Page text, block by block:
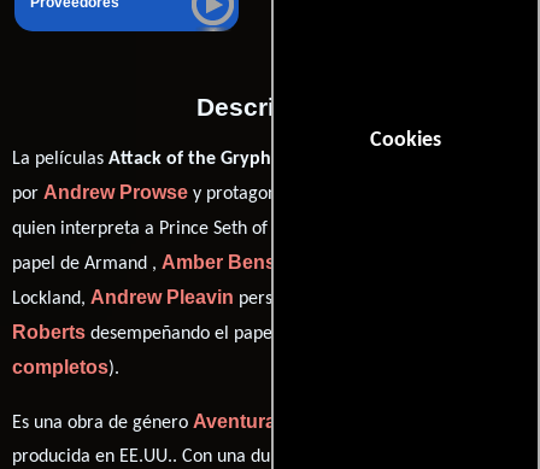
Cookies
Descripción
La películas Attack of the Gryphon
por Andrew Prowse y protagonizada por
quien interpreta a Prince Seth of Delphi,
papel de Armand , Amber Benson
Lockland, Andrew Pleavin personificando a David y
Roberts desempeñando el papel de Gorwin (
completos).
Es una obra de género Aventura
producida en EE.UU.. Con una duración de 01 hr 29 min (89